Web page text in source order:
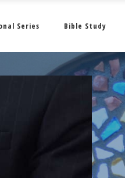
Series Bible Study